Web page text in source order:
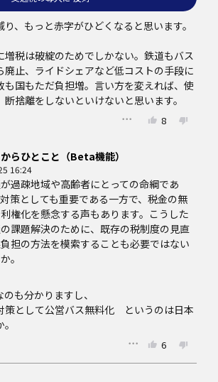
、もっと赤字がひどくなると思います。
増税は破綻のためでしかない。鉄道もバス
廃止、ライドシェアなど低コストの手段に
も国もただ負担増。言い方を変えれば、使
捨離をしないといけないと思います。
8
らひとこと（Beta機能）
16:24
過疎地域や高齢者にとっての命綱であ
策としても重要である一方で、税金の無
権化を懸念する声もあります。こうした
課題解決のために、既存の税制度の見直
担の方法を模索することも必要ではない
。
も分かりますし、
策として公営バス無料化　というのは日本
6